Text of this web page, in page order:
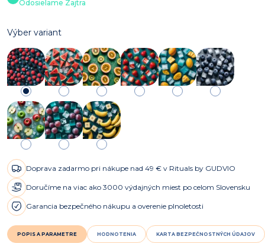
Odosielame Zajtra
Výber variant
Doprava zadarmo pri nákupe nad 49 € v Rituals by GUDVIO
Doručíme na viac ako 3000 výdajných miest po celom Slovensku
Garancia bezpečného nákupu a overenie plnoletosti
POPIS A PARAMETRE HODNOTENIA KARTA BEZPEČNOSTNÝCH ÚDAJOV